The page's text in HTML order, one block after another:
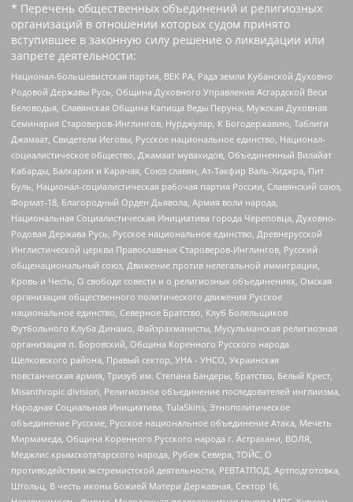
* Перечень общественных объединений и религиозных
организаций в отношении которых судом принято
вступившее в законную силу решение о ликвидации или
запрете деятельности:
Национал-большевистская партия, ВЕК РА, Рада земли Кубанской Духовно
Родовой Державы Русь, Община Духовного Управления Асгардской Веси
Беловодья, Славянская Община Капища Веды Перуна, Мужская Духовная
Семинария Староверов-Инглингов, Нурджулар, К Богодержавию, Таблиги
Джамаат, Свидетели Иеговы, Русское национальное единство, Национал-
социалистическое общество, Джамаат мувахидов, Объединенный Вилайат
Кабарды, Балкарии и Карачая, Союз славян, Ат-Такфир Валь-Хиджра, Пит
Буль, Национал-социалистическая рабочая партия России, Славянский союз,
Формат-18, Благородный Орден Дьявола, Армия воли народа,
Национальная Социалистическая Инициатива города Череповца, Духовно-
Родовая Держава Русь, Русское национальное единство, Древнерусской
Инглистической церкви Православных Староверов-Инглингов, Русский
общенациональный союз, Движение против нелегальной иммиграции,
Кровь и Честь, О свободе совести и о религиозных объединениях, Омская
организация общественного политического движения Русское
национальное единство, Северное Братство, Клуб Болельщиков
Футбольного Клуба Динамо, Файзрахманисты, Мусульманская религиозная
организация п. Боровский, Община Коренного Русского народа
Щелковского района, Правый сектор, УНА - УНСО, Украинская
повстанческая армия, Тризуб им. Степана Бандеры, Братство, Белый Крест,
Misanthropic division, Религиозное объединение последователей инглиизма,
Народная Социальная Инициатива, TulaSkins, Этнополитическое
объединение Русские, Русское национальное объединение Атака, Мечеть
Мирмамеда, Община Коренного Русского народа г. Астрахани, ВОЛЯ,
Меджлис крымскотатарского народа, Рубеж Севера, ТОЙС, О
противодействии экстремистской деятельности, РЕВТАТПОД, Артподготовка,
Штольц, В честь иконы Божией Матери Державная, Сектор 16,